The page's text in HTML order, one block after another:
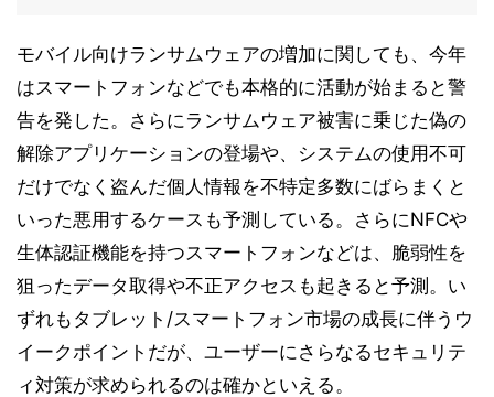
モバイル向けランサムウェアの増加に関しても、今年
はスマートフォンなどでも本格的に活動が始まると警
告を発した。さらにランサムウェア被害に乗じた偽の
解除アプリケーションの登場や、システムの使用不可
だけでなく盗んだ個人情報を不特定多数にばらまくと
いった悪用するケースも予測している。さらにNFCや
生体認証機能を持つスマートフォンなどは、脆弱性を
狙ったデータ取得や不正アクセスも起きると予測。い
ずれもタブレット/スマートフォン市場の成長に伴うウ
イークポイントだが、ユーザーにさらなるセキュリテ
ィ対策が求められるのは確かといえる。